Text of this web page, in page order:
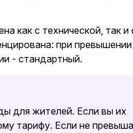
как с технической, так
при
- стандартный.
для жителей. Если вы их
тарифу. Если не